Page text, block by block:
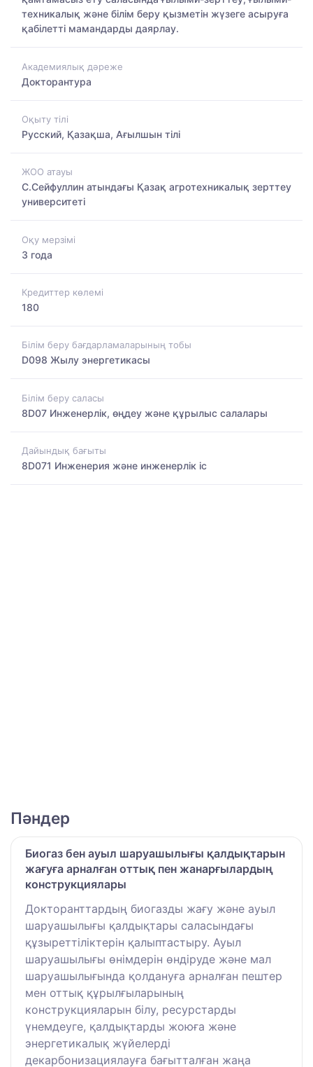
техникалық және білім беру қызметін жүзеге асыруға
қабілетті мамандарды даярлау.
Академиялық дәреже
Докторантура
Оқыту тілі
Русский, Қазақша, Ағылшын тілі
ЖОО атауы
С.Сейфуллин атындағы Қазақ агротехникалық зерттеу
университеті
Оқу мерзімі
3 года
Кредиттер көлемі
180
Білім беру бағдарламаларының тобы
D098 Жылу энергетикасы
Білім беру саласы
8D07 Инженерлік, өңдеу және құрылыс салалары
Дайындық бағыты
8D071 Инженерия және инженерлік іс
Пәндер
Биогаз бен ауыл шаруашылығы қалдықтарын
жағуға арналған оттық пен жанарғылардың
конструкциялары
Докторанттардың биогазды жағу және ауыл
шаруашылығы қалдықтары саласындағы
құзыреттіліктерін қалыптастыру. Ауыл
шаруашылығы өнімдерін өндіруде және мал
шаруашылығында қолдануға арналған пештер
мен оттық құрылғыларының
конструкцияларын білу, ресурстарды
үнемдеуге, қалдықтарды жоюға және
энергетикалық жүйелерді
декарбонизациялауға бағытталған жаңа